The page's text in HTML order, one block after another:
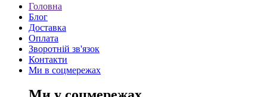
Головна
Блог
Доставка
Оплата
Зворотній зв'язок
Контакти
Ми в соцмережах